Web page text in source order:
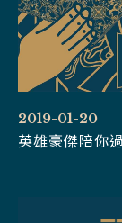
2019-01-20
英雄豪傑陪你